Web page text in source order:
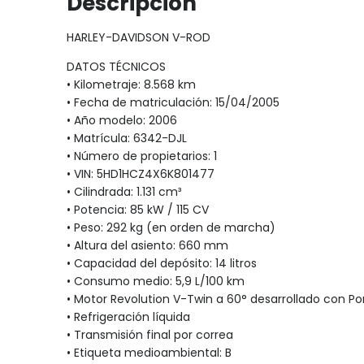
HARLEY-DAVIDSON V-ROD
DATOS TÉCNICOS
• Kilometraje: 8.568 km
• Fecha de matriculación: 15/04/2005
• Año modelo: 2006
• Matrícula: 6342-DJL
• Número de propietarios: 1
• VIN: 5HD1HCZ4X6K801477
• Cilindrada: 1.131 cm³
• Potencia: 85 kW / 115 CV
• Peso: 292 kg (en orden de marcha)
• Altura del asiento: 660 mm
• Capacidad del depósito: 14 litros
• Consumo medio: 5,9 L/100 km
• Motor Revolution V-Twin a 60° desarrollado con
• Refrigeración líquida
• Transmisión final por correa
• Etiqueta medioambiental: B